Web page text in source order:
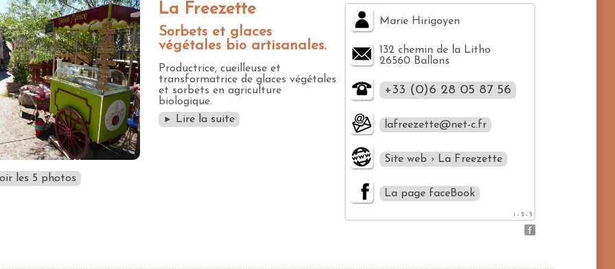
les 5 photos
La Freezette
Sorbets et glaces
végétales bio artisanales.
Productrice, cueilleuse et
transformatrice de glaces végétales
et sorbets en agriculture
biologique.
► Lire la suite
Marie Hirigoyen
132 chemin de la Litho
26560 Ballons
+33 (0)6 28 05 87 56
lafreezette@net-c.fr
Site web › La Freezette
La page faceBook
i - 5 - 5